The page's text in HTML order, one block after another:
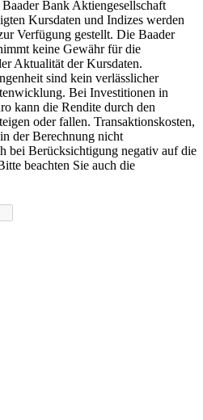
Bank Aktiengesellschaft
Kursdaten und Indizes werden
Verfügung gestellt. Die Baader
keine Gewähr für die
Aktualität der Kursdaten.
sind kein verlässlicher
Bei Investitionen in
kann die Rendite durch den
oder fallen. Transaktionskosten,
der Berechnung nicht
bei Berücksichtigung negativ auf die
beachten Sie auch die